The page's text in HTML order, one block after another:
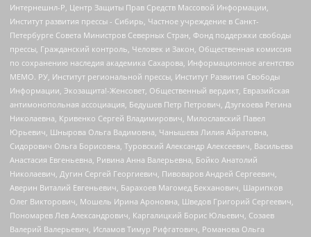
Интернешнл-Р, Центр Защиты Прав Средств Массовой Информации,
Институт развития прессы - Сибирь, Частное учреждение в Санкт-
Петербурге Совета Министров Северных Стран, Фонд поддержки свободы
прессы, Гражданский контроль, Человек и Закон, Общественная комиссия
по сохранению наследия академика Сахарова, Информационное агентство
МЕМО. РУ, Институт региональной прессы, Институт Развития Свободы
Информации, Экозащита!-Женсовет, Общественный вердикт, Евразийская
антимонопольная ассоциация, Бедушев Петр Петрович, Дзугкоева Регина
Николаевна, Кривенко Сергей Владимирович, Милославский Павел
Юрьевич, Шнырова Ольга Вадимовна, Чанышева Лилия Айратовна,
Сидорович Ольга Борисовна, Туровский Александр Алексеевич, Васильева
Анастасия Евгеньевна, Ривина Анна Валерьевна, Бойко Анатолий
Николаевич, Дугин Сергей Георгиевич, Пивоваров Андрей Сергеевич,
Аверин Виталий Евгеньевич, Барахоев Магомед Бекханович, Шарипков
Олег Викторович, Мошель Ирина Ароновна, Шведов Григорий Сергеевич,
Пономарев Лев Александрович, Каргалицкий Борис Юльевич, Созаев
Валерий Валерьевич, Исламов Тимур Рифгатович, Романова Ольга